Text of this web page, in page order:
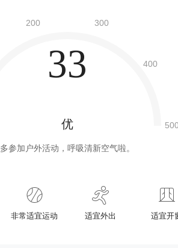
33
优
多参加户外活动，呼吸清新空气啦。
非常适宜运动 适宜外出 适宜开